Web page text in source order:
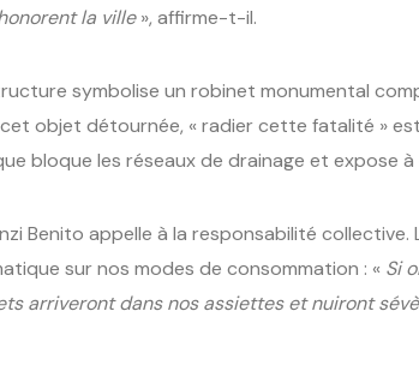
la ville», affirme-t-il.
symbolise un robinet monumental
objet détournée, « radier cette fatalité »
bloque les réseaux de drainage et expose
Benito appelle à la responsabilité collective.
sur nos modes de consommation : « Si
arriveront dans nos assiettes et nuiront